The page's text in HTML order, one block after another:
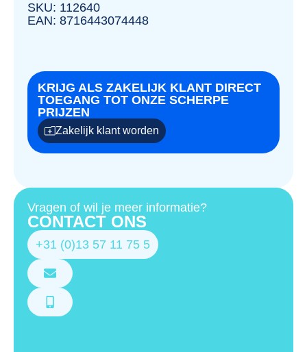
SKU: 112640
EAN: 8716443074448
KRIJG ALS ZAKELIJK KLANT DIRECT
TOEGANG TOT ONZE SCHERPE
PRIJZEN
Zakelijk klant worden
Vragen of wil je meer informatie?
CONTACT ONS
+31 (0)13 57 11 75 5